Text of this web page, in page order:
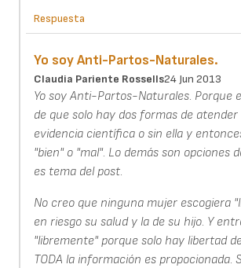
Respuesta
Yo soy Anti-Partos-Naturales.
Claudia Pariente Rossells24 Jun 2013
Yo soy Anti-Partos-Naturales. Porque
de que solo hay dos formas de
evidencia científica o sin ella y
"bien" o "mal". Lo demás son opciones
es tema del post.
No creo que ninguna mujer escogiera
en riesgo su salud y la de su hijo. Y
"libremente" porque solo hay libertad
TODA la información es propocionada.